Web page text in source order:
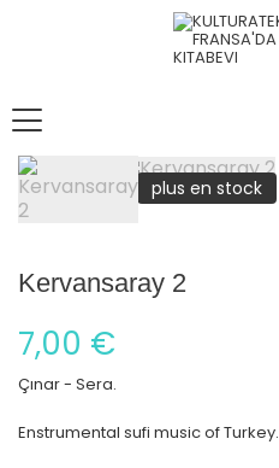
plus en stock
Kervansaray 2
7,00 €
Çınar - Sera.
Enstrumental sufi music of Turkey.